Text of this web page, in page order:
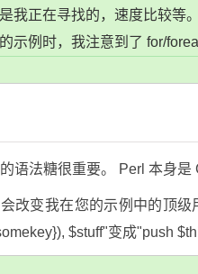
我正在寻找的，速度比较等
示例时，我注意到了 for/
的语法糖很重要。 Perl 本身
改变我在您的示例中的顶
$stuff"变成"push